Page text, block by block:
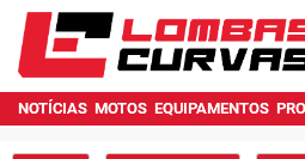
NOTÍCIAS MOTOS EQUIPAMENTOS